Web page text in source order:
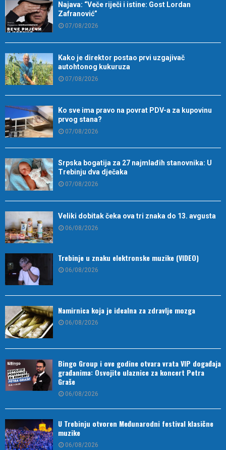
Najava: “Veče riječi i istine: Gost Lordan
Zafranović”
07/08/2026
Kako je direktor postao prvi uzgajivač
autohtonog kukuruza
07/08/2026
Ko sve ima pravo na povrat PDV-a za kupovinu
prvog stana?
07/08/2026
Srpska bogatija za 27 najmlađih stanovnika: U
Trebinju dva dječaka
07/08/2026
Veliki dobitak čeka ova tri znaka do 13. avgusta
06/08/2026
Trebinje u znaku elektronske muzike (VIDEO)
06/08/2026
Namirnica koja je idealna za zdravlje mozga
06/08/2026
Bingo Group i ove godine otvara vrata VIP događaja
građanima: Osvojite ulaznice za koncert Petra
Graše
06/08/2026
U Trebinju otvoren Međunarodni festival klasične
muzike
06/08/2026